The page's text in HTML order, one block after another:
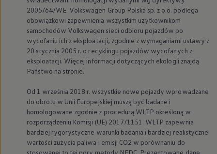
2005/64/WE. Volkswagen Group Polska sp. z o.o. podlega
obowiązkowi zapewnienia wszystkim użytkownikom
samochodów Volkswagen sieci odbioru pojazdów po
wycofaniu ich z eksploatacji, zgodnie z wymaganiami ustawy z
20 stycznia 2005 r. o recyklingu pojazdów wycofanych z
eksploatacji. Więcej informacji dotyczących ekologii znajdą
Państwo na stronie.
Od 1 września 2018 r. wszystkie nowe pojazdy wprowadzane
do obrotu w Unii Europejskiej muszą być badane i
homologowane zgodnie z procedurą WLTP określoną w
rozporządzeniu Komisji (UE) 2017/1151. WLTP zapewnia
bardziej rygorystyczne warunki badania i bardziej realistyczne
wartości zużycia paliwa i emisji CO2 w porównaniu do
stosowanej to tej pory metody NEDC. Prezentowane dane